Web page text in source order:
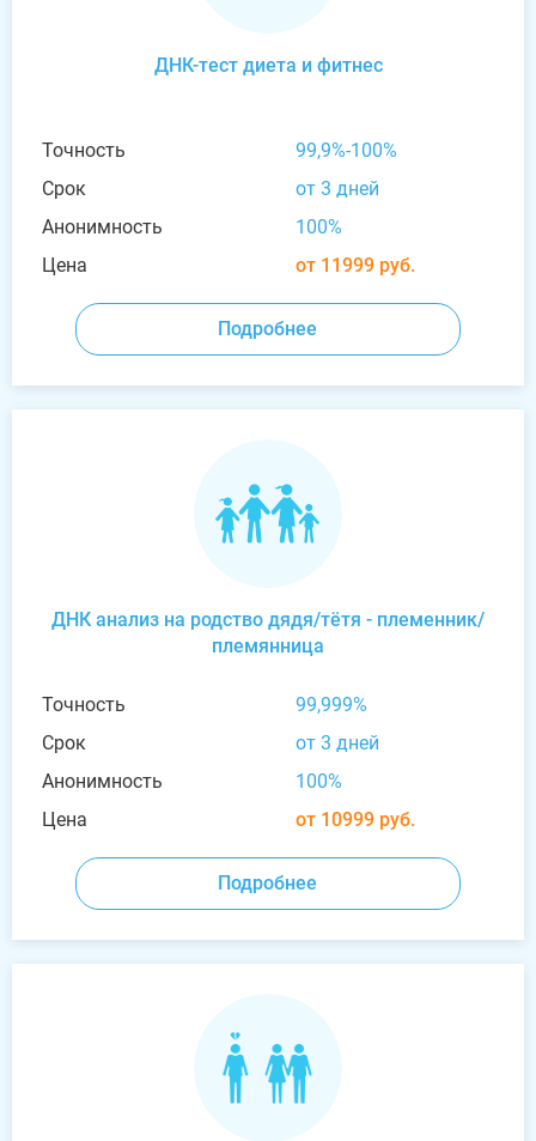
ДНК-тест диета и фитнес
Точность
99,9%-100%
Срок
от 3 дней
Анонимность
100%
Цена
от 11999 руб.
Подробнее
ДНК анализ на родство дядя/тётя - племенник/
племянница
Точность
99,999%
Срок
от 3 дней
Анонимность
100%
Цена
от 10999 руб.
Подробнее